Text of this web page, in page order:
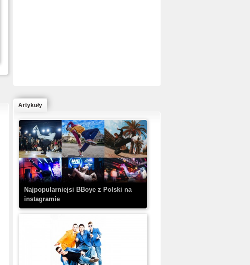
Kaczorex w najnowszym klipie: HRYPA
– Kobieta z walizką
TEDE & SIR MICH - KICKDOWN /
DISCO NOIR
Artykuły
Najpopularniejsi BBoye z Polski na
instagramie